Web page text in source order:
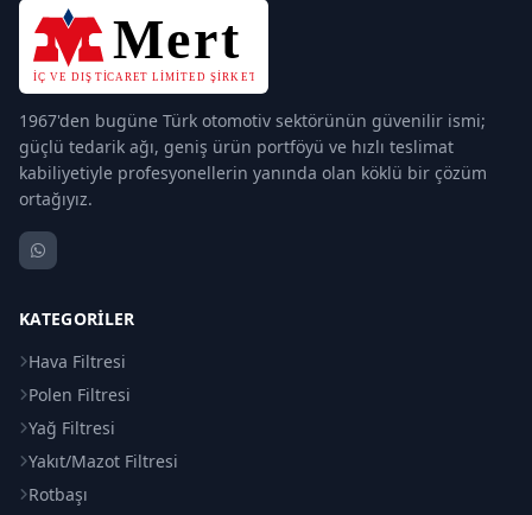
1967'den bugüne Türk otomotiv sektörünün güvenilir ismi;
güçlü tedarik ağı, geniş ürün portföyü ve hızlı teslimat
kabiliyetiyle profesyonellerin yanında olan köklü bir çözüm
ortağıyız.
KATEGORILER
Hava Filtresi
Polen Filtresi
Yağ Filtresi
Yakıt/Mazot Filtresi
Rotbaşı